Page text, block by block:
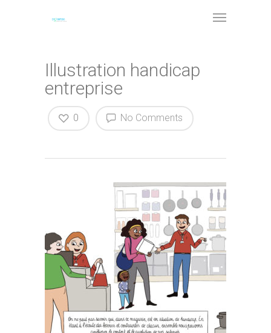
Illustration handicap
entreprise
No Comments
0